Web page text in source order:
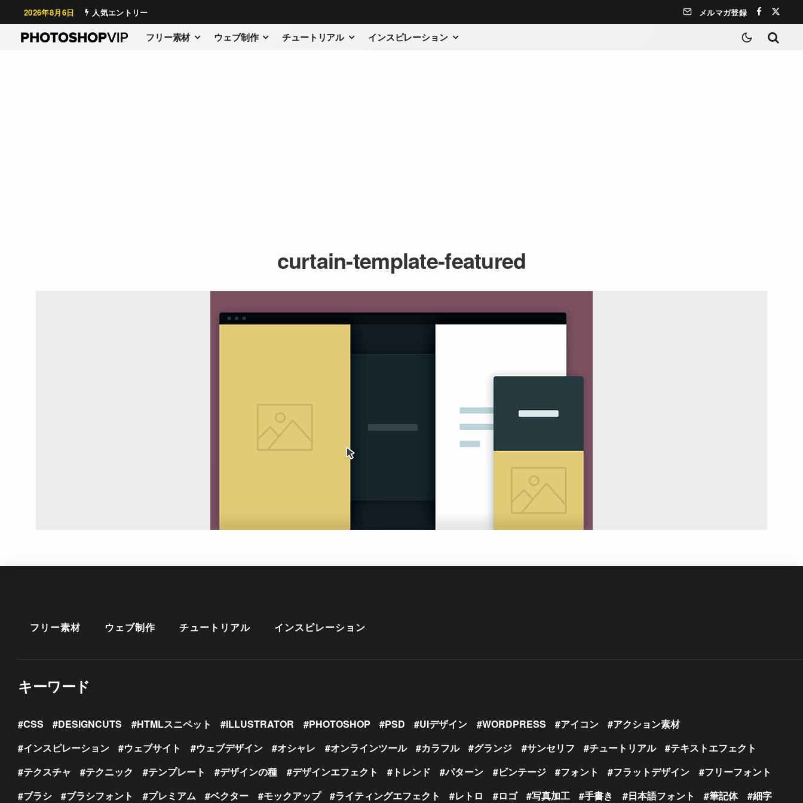
2026年8月6日 人気エントリー メルマガ登録
フリー素材 ウェブ制作 チュートリアル インスピレーション
curtain-template-featured
フリー素材 ウェブ制作 チュートリアル インスピレーション
キーワード
CSS DESIGNCUTS HTMLスニペット ILLUSTRATOR PHOTOSHOP PSD UIデザイン WORDPRESS アイコン
アクション素材
インスピレーション
ウェブサイト ウェブデザイン オシャレ オンラインツール カラフル グランジ サンセリフ チュートリアル
テキストエフェクト
テクスチャ
テクニック テンプレート デザインの種 デザインエフェクト トレンド パターン ビンテージ フォント フラットデザイン
フリーフォント
ブラシ
ブラシフォント プレミアム ベクター モックアップ ライティングエフェクト レトロ ロゴ 写真加工 手書き 日本語フォント 筆記体 細字